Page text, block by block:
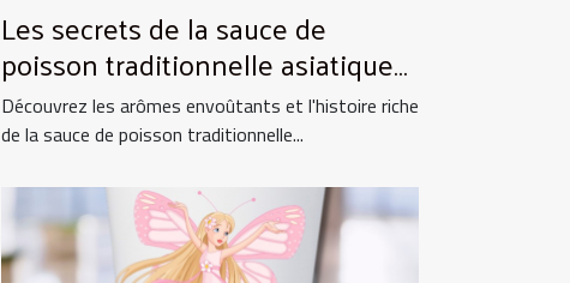
Les secrets de la sauce de
poisson traditionnelle asiatique
et ses utilisations culinaires
Découvrez les arômes envoûtants et l'histoire riche
de la sauce de poisson traditionnelle...